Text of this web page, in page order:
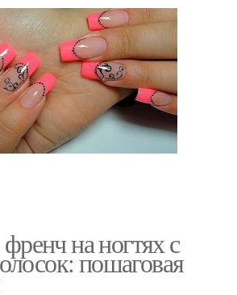
на ногтях с
пошаговая